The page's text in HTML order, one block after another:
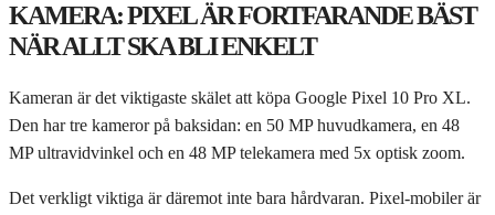
KAMERA: PIXEL ÄR FORTFARANDE BÄST
NÄR ALLT SKA BLI ENKELT
Kameran är det viktigaste skälet att köpa Google Pixel 10 Pro XL.
Den har tre kameror på baksidan: en 50 MP huvudkamera, en 48
MP ultravidvinkel och en 48 MP telekamera med 5x optisk zoom.
Det verkligt viktiga är däremot inte bara hårdvaran. Pixel-mobiler är